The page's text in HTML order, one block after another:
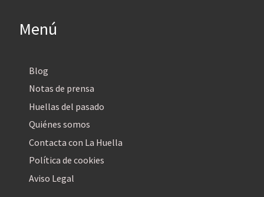
Menú
Blog
Notas de prensa
Huellas del pasado
Quiénes somos
Contacta con La Huella
Política de cookies
Aviso Legal